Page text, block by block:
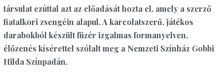
társulat ezúttal azt az előadását hozta el, amely a szerző
fiatalkori zsengéin alapul. A karcolatszerű, játékos
darabokból készült füzér izgalmas formanyelven,
élőzenés kísérettel szólalt meg a Nemzeti Színház Gobbi
Hilda Színpadán.